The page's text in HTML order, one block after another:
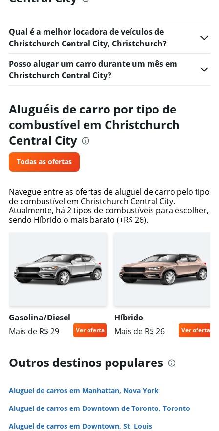
Qual é a melhor locadora de veículos de
Christchurch Central City, Christchurch?
Posso alugar um carro durante um mês em
Christchurch Central City?
Aluguéis de carro por tipo de
combustível em Christchurch
Central City
Todas as ofertas
Navegue entre as ofertas de aluguel de carro pelo tipo
de combustível em Christchurch Central City.
Atualmente, há 2 tipos de combustíveis para escolher,
sendo Híbrido o mais barato (+R$ 26).
Gasolina/Diesel
Mais de R$ 29
Ver oferta
Híbrido
Mais de R$ 26
Ver oferta
Outros destinos populares
Aluguel de carros em Manhattan, Nova York
Aluguel de carros em Downtown de Toronto, Toronto
Aluguel de carros em Downtown, St. Louis